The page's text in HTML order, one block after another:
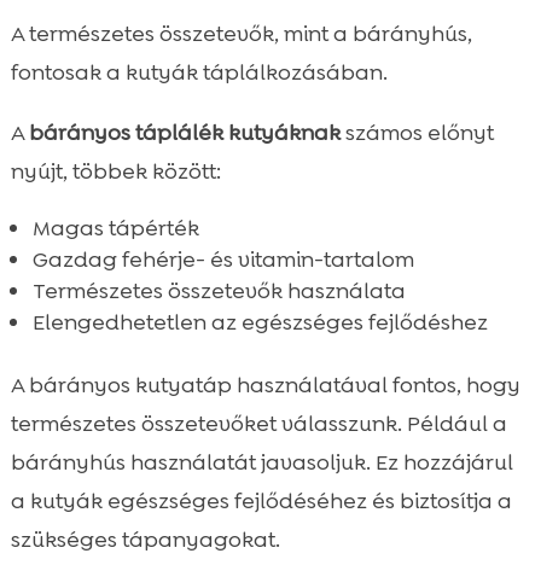
A természetes összetevők, mint a bárányhús,
fontosak a kutyák táplálkozásában.
Abárányos táplálék kutyáknakszámos előnyt
nyújt, többek között:
Magas tápérték
Gazdag fehérje- és vitamin-tartalom
Természetes összetevők használata
Elengedhetetlen az egészséges fejlődéshez
A bárányos kutyatáp használatával fontos, hogy
természetes összetevőket válasszunk. Például a
bárányhús használatát javasoljuk. Ez hozzájárul
a kutyák egészséges fejlődéséhez és biztosítja a
szükséges tápanyagokat.